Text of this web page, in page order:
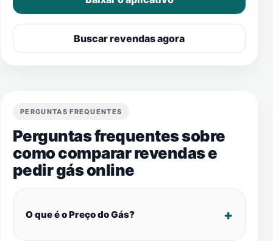
Buscar revendas agora
PERGUNTAS FREQUENTES
Perguntas frequentes sobre
como comparar revendas e
pedir gás online
O que é o Preço do Gás?